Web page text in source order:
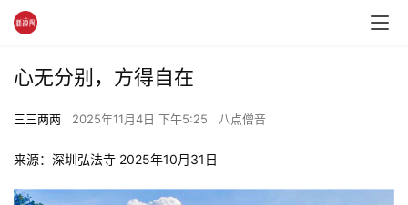
心无分别，方得自在
三三两两 2025年11月4日 下午5:25 八点僧音
来源：深圳弘法寺 2025年10月31日